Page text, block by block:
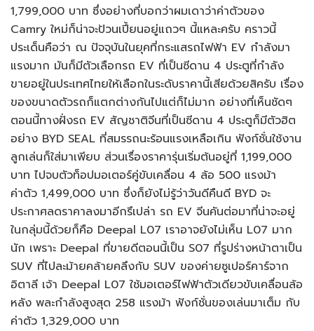
1,799,000 บาท ซึ่งอย่างที่บอกว่าผมเดาว่าค่าตัวของ
Camry ใหม่ก็น่าจะป้วนเปี้ยนอยู่แถวๆ นี้แหละครับ คราวนี้
ประเด็นคือว่า ณ ปัจจุบันในยุคที่กระแสรถไฟฟ้า EV กำลังมา
แรงมาก มันก็มีตัวเลือกรถ EV ที่เป็นซีดาน 4 ประตูที่กำลัง
ขายอยู่ในประเทศไทยให้เลือกในระดับราคานี้เสียด้วยสิครับ เรื่อง
ของขนาดตัวรถก็แตกต่างกันไปแต่ก็ไม่มาก อย่างที่เห็นชัดๆ
ตอนนี้ทางฝั่งรถ EV สัญชาติจีนที่เป็นซีดาน 4 ประตูก็มีตัวฮิต
อย่าง BYD SEAL ที่สมรรถนะร้อนแรงเหลือเกิน ฟังก์ชั่นใช้งาน
ลูกเล่นก็ใส่มาเพียบ ส่วนเรื่องราคารุ่นเริ่มต้นอยู่ที่ 1,199,000
บาท ไปจบตัวท็อปมอเตอร์คู่ขับเคลื่อน 4 ล้อ 500 แรงม้า
ค่าตัว 1,499,000 บาท ซึ่งก็ยังไม่รู้ว่าวันดีคืนดี BYD จะ
ประกาศลดราคาลงมาอีกรึเปล่า รถ EV จีนคันต่อมาที่น่าจะอยู่
ในกลุ่มนี้ด้วยก็คือ Deepal L07 เราอาจยังไม่เห็น L07 มาก
นัก เพราะ Deepal ที่ขายดีตอนนี้เป็น S07 ที่รูปร่างหน้าตาเป็น
SUV ที่ไปละม้ายคล้ายคลึงกับ SUV ของค่ายซูเปอร์คาร์จาก
อิตาลี เจ้า Deepal L07 ใช้มอเตอร์ไฟฟ้าตัวเดียวขับเคลื่อนล้อ
หลัง พละกำลังสูงสุด 258 แรงม้า ฟังก์ชั่นของเล่นมาเต็ม กับ
ค่าตัว 1,329,000 บาท